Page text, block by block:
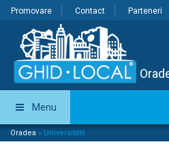
Promovare Contact Parteneri
Menu
Oradea » Universitatii